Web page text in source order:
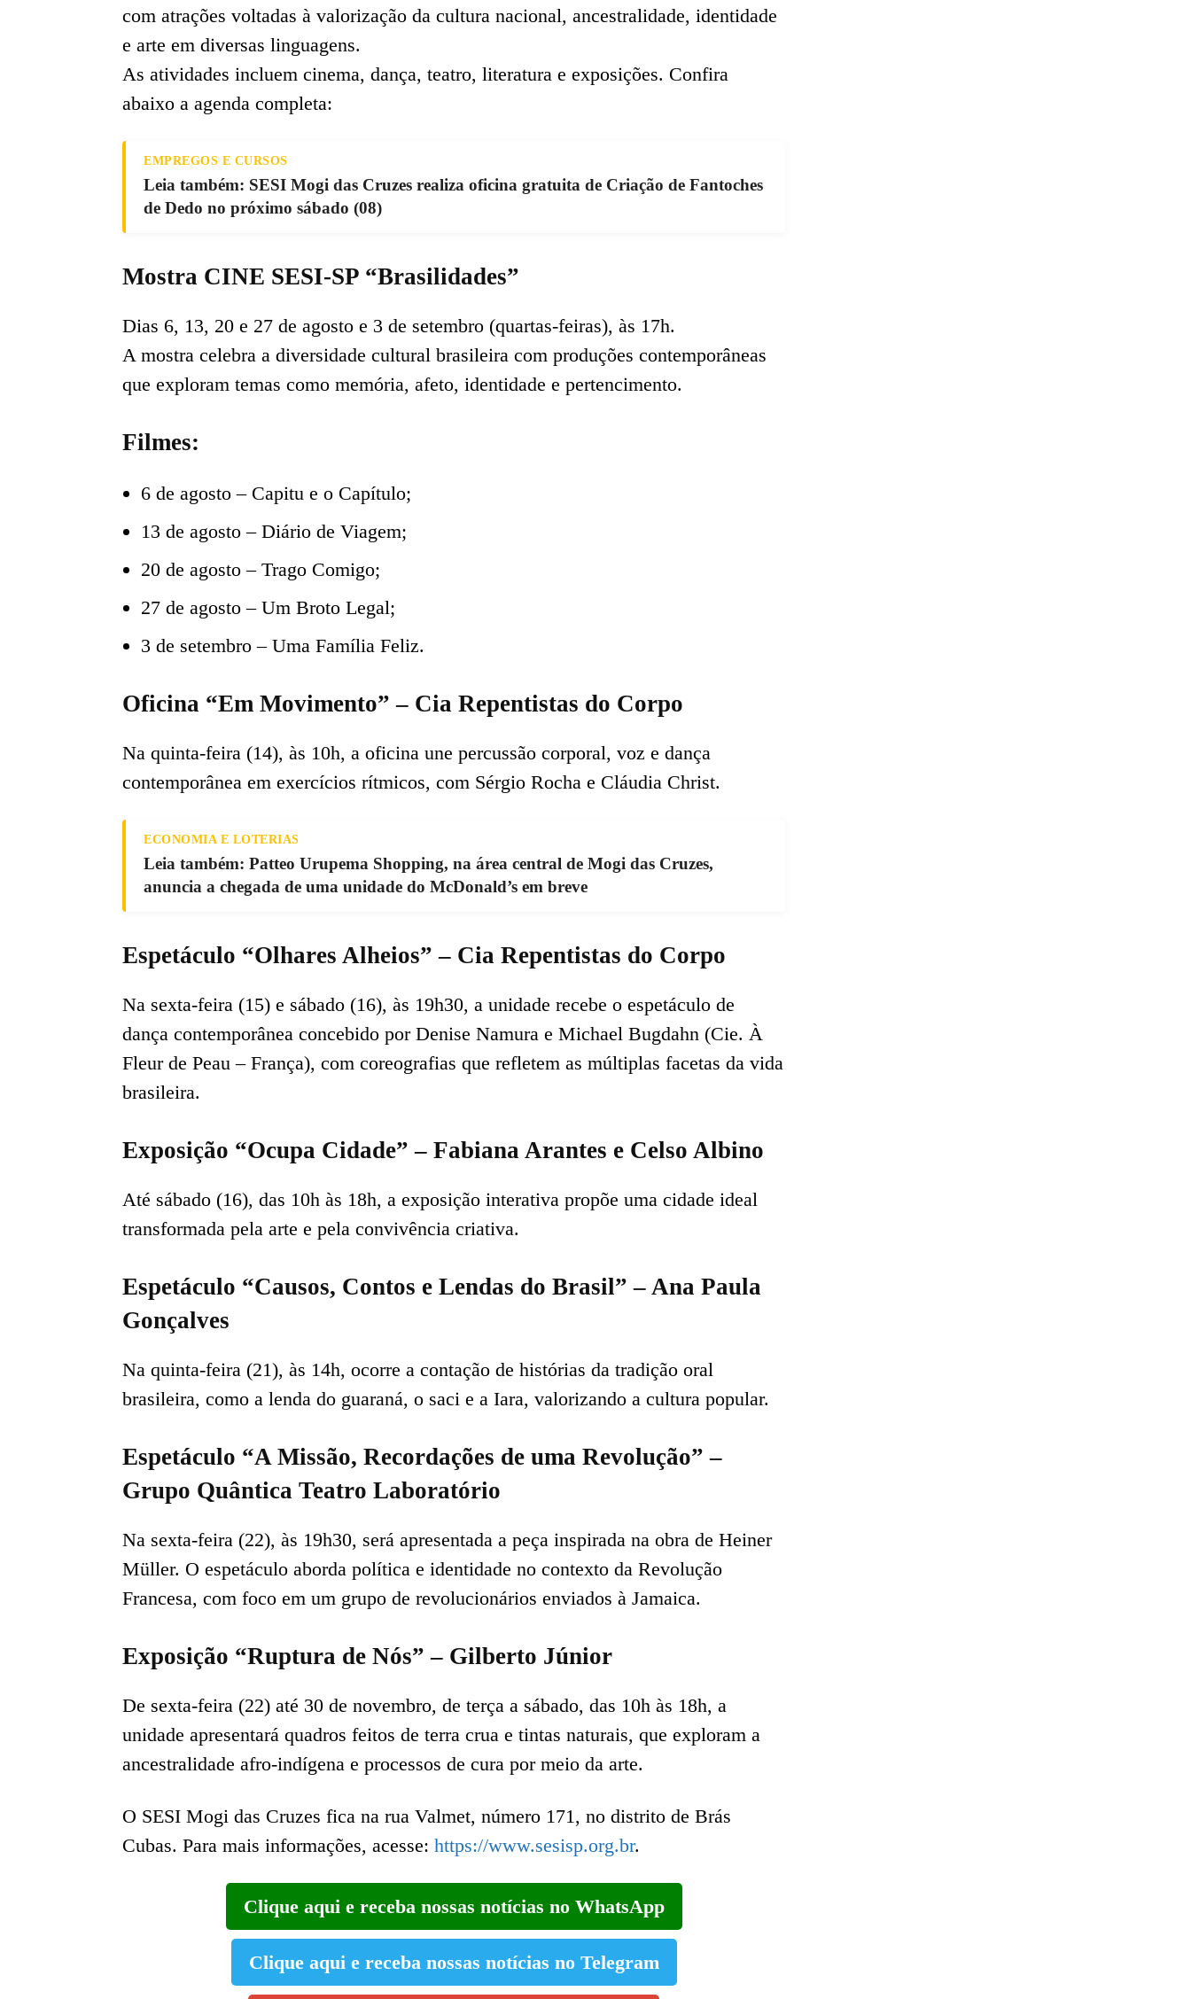
com atrações voltadas à valorização da cultura nacional, ancestralidade, identidade
e arte em diversas linguagens.
As atividades incluem cinema, dança, teatro, literatura e exposições. Confira
abaixo a agenda completa:
EMPREGOS E CURSOS
Leia também: SESI Mogi das Cruzes realiza oficina gratuita de Criação de Fantoches
de Dedo no próximo sábado (08)
Mostra CINE SESI-SP “Brasilidades”
Dias 6, 13, 20 e 27 de agosto e 3 de setembro (quartas-feiras), às 17h.
A mostra celebra a diversidade cultural brasileira com produções contemporâneas
que exploram temas como memória, afeto, identidade e pertencimento.
Filmes:
6 de agosto – Capitu e o Capítulo;
13 de agosto – Diário de Viagem;
20 de agosto – Trago Comigo;
27 de agosto – Um Broto Legal;
3 de setembro – Uma Família Feliz.
Oficina “Em Movimento” – Cia Repentistas do Corpo
Na quinta-feira (14), às 10h, a oficina une percussão corporal, voz e dança
contemporânea em exercícios rítmicos, com Sérgio Rocha e Cláudia Christ.
ECONOMIA E LOTERIAS
Leia também: Patteo Urupema Shopping, na área central de Mogi das Cruzes,
anuncia a chegada de uma unidade do McDonald’s em breve
Espetáculo “Olhares Alheios” – Cia Repentistas do Corpo
Na sexta-feira (15) e sábado (16), às 19h30, a unidade recebe o espetáculo de
dança contemporânea concebido por Denise Namura e Michael Bugdahn (Cie. À
Fleur de Peau – França), com coreografias que refletem as múltiplas facetas da vida
brasileira.
Exposição “Ocupa Cidade” – Fabiana Arantes e Celso Albino
Até sábado (16), das 10h às 18h, a exposição interativa propõe uma cidade ideal
transformada pela arte e pela convivência criativa.
Espetáculo “Causos, Contos e Lendas do Brasil” – Ana Paula
Gonçalves
Na quinta-feira (21), às 14h, ocorre a contação de histórias da tradição oral
brasileira, como a lenda do guaraná, o saci e a Iara, valorizando a cultura popular.
Espetáculo “A Missão, Recordações de uma Revolução” –
Grupo Quântica Teatro Laboratório
Na sexta-feira (22), às 19h30, será apresentada a peça inspirada na obra de Heiner
Müller. O espetáculo aborda política e identidade no contexto da Revolução
Francesa, com foco em um grupo de revolucionários enviados à Jamaica.
Exposição “Ruptura de Nós” – Gilberto Júnior
De sexta-feira (22) até 30 de novembro, de terça a sábado, das 10h às 18h, a
unidade apresentará quadros feitos de terra crua e tintas naturais, que exploram a
ancestralidade afro-indígena e processos de cura por meio da arte.
O SESI Mogi das Cruzes fica na rua Valmet, número 171, no distrito de Brás
Cubas. Para mais informações, acesse: https://www.sesisp.org.br.
Clique aqui e receba nossas notícias no WhatsApp
Clique aqui e receba nossas notícias no Telegram